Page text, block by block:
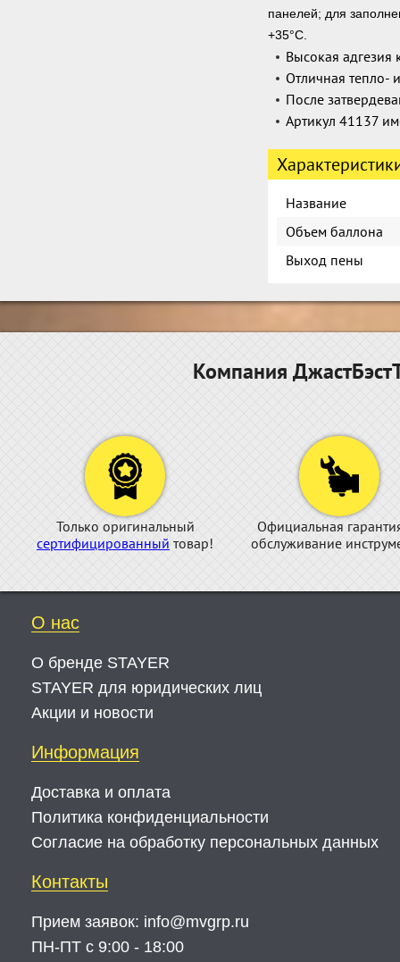
панелей; для
+35°С.
Высокая адгезия
Отличная тепло-
После
Артикул 41137
Название
Объем баллона
Выход пены
Компания
Только оригинальный
сертифицированный товар!
Официальная
обслуживание
О нас
О бренде STAYER
STAYER для юридических лиц
Акции и новости
Информация
Доставка и оплата
Политика конфиденциальности
Согласие на обработку персональных данных
Контакты
Прием заявок: info@mvgrp.ru
ПН-ПТ с 9:00 - 18:00